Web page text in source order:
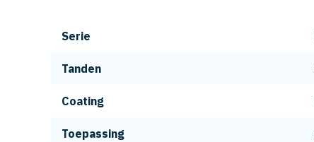
Serie
Tanden
Coating
Toepassing